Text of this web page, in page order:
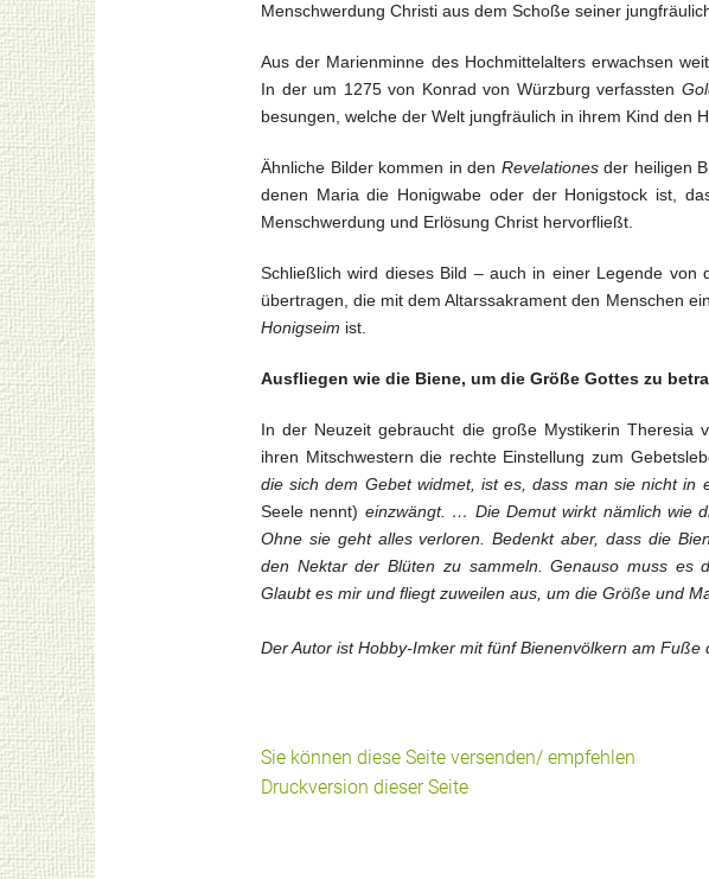
Menschwerdung Christi aus dem Schoße seiner
Aus der Marienminne des Hochmittelalters erwachsen
In der um 1275 von Konrad von Würzburg verfassten
besungen, welche der Welt jungfräulich in ihrem Kind den
Ähnliche Bilder kommen in den Revelationesder heiligen
denen Maria die Honigwabe oder der Honigstock ist,
Menschwerdung und Erlösung Christ hervorfließt.
Schließlich wird dieses Bild – auch in einer Legende von
übertragen, die mit dem Altarssakrament den Menschen
Honigseim ist.
Ausfliegen wie die Biene, um die Größe Gottes zu
In der Neuzeit gebraucht die große Mystikerin Theresia
ihren Mitschwestern die rechte Einstellung zum
die sich dem Gebet widmet, ist es, dass man sie nicht in
Seele nennt) einzwängt. … Die Demut wirkt nämlich wie
Ohne sie geht alles verloren. Bedenkt aber, dass die
den Nektar der Blüten zu sammeln. Genauso muss es
Glaubt es mir und fliegt zuweilen aus, um die Größe und
Der Autor ist Hobby-Imker mit fünf Bienenvölkern am Fuße
Sie können diese Seite versenden/ empfehlen
Druckversion dieser Seite